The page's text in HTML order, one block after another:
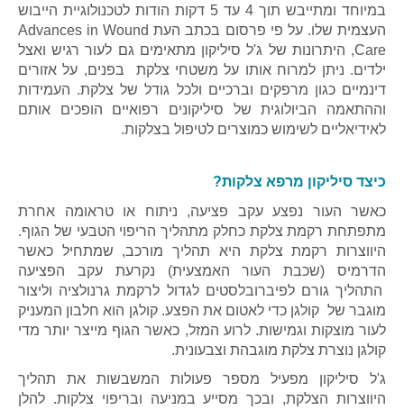
במיוחד ומתייבש תוך 4 עד 5 דקות הודות לטכנולוגיית הייבוש
העצמית שלו. על פי פרסום בכתב העת Advances in Wound
Care, היתרונות של ג'ל סיליקון מתאימים גם לעור רגיש ואצל
ילדים. ניתן למרוח אותו על משטחי צלקת בפנים, על אזורים
דינמיים כגון מרפקים וברכיים ולכל גודל של צלקת. העמידות
וההתאמה הביולוגית של סיליקונים רפואיים הופכים אותם
לאידיאליים לשימוש כמוצרים לטיפול בצלקות.
כיצד סיליקון מרפא צלקות?
כאשר העור נפצע עקב פציעה, ניתוח או טראומה אחרת
מתפתחת רקמת צלקת כחלק מתהליך הריפוי הטבעי של הגוף.
היווצרות רקמת צלקת היא תהליך מורכב, שמתחיל כאשר
הדרמיס (שכבת העור האמצעית) נקרעת עקב הפציעה
התהליך גורם לפיברובלסטים לגדול לרקמת גרנולציה וליצור
מוגבר של קולגן כדי לאטום את הפצע. קולגן הוא חלבון המעניק
לעור מוצקות וגמישות. לרוע המזל, כאשר הגוף מייצר יותר מדי
קולגן נוצרת צלקת מוגבהת וצבעונית.
ג'ל סיליקון מפעיל מספר פעולות המשבשות את תהליך
היווצרות הצלקת, ובכך מסייע במניעה ובריפוי צלקות. להלן